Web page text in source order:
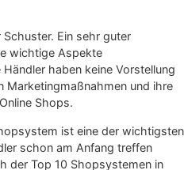
Ein sehr guter
wichtige Aspekte
haben keine Vorstellung
Marketingmaßnahmen und ihre
Shops.
ist eine der wichtigsten
schon am Anfang treffen
der Top 10 Shopsystemen in